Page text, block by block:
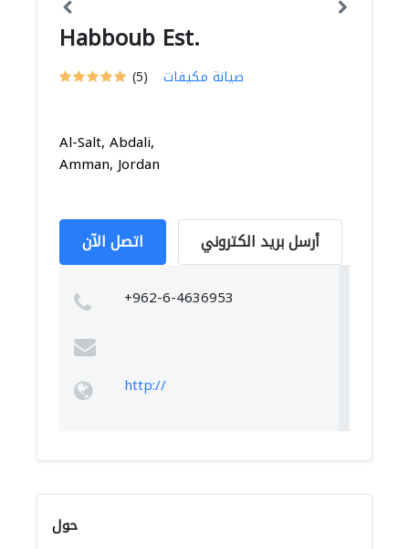
Habboub Est.
(5) صيانة مكيفات
Al-Salt, Abdali,
Amman, Jordan
اتصل الآن أرسل بريد الكتروني
+962-6-4636953
http://
حول